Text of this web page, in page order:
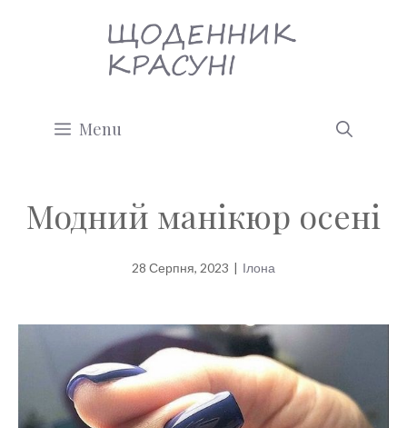
Menu
Модний манікюр осені
28 Серпня, 2023 | Ілона